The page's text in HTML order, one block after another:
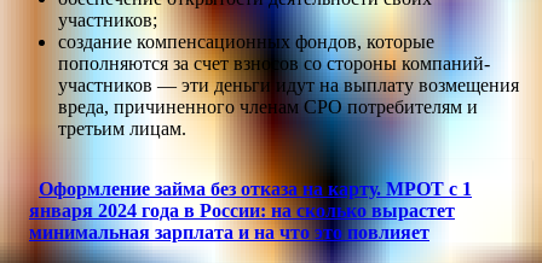
участников;
создание компенсационных фондов, которые
пополняются за счет взносов со стороны компаний-
участников — эти деньги идут на выплату возмещения
вреда, причиненного членам СРО потребителям и
третьим лицам.
Оформление займа без отказа на карту. МРОТ с 1
января 2024 года в России: на сколько вырастет
минимальная зарплата и на что это повлияет